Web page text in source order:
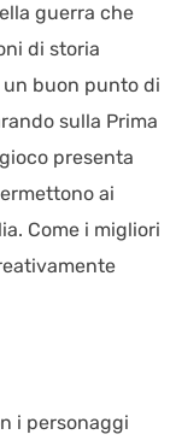
guerra che
di storia
buon punto di
sulla Prima
presenta
ai
Come i migliori
i personaggi